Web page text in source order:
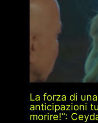
La forza di
anticipazioni
morire!”: